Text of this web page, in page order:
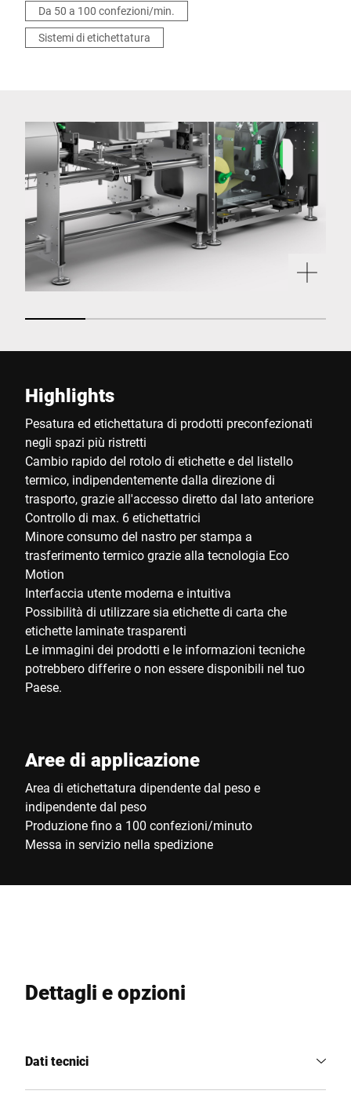
Da 50 a 100 confezioni/min.
Sistemi di etichettatura
Highlights
Pesatura ed etichettatura di prodotti preconfezionati
negli spazi più ristretti
Cambio rapido del rotolo di etichette e del listello
termico, indipendentemente dalla direzione di
trasporto, grazie all'accesso diretto dal lato anteriore
Controllo di max. 6 etichettatrici
Minore consumo del nastro per stampa a
trasferimento termico grazie alla tecnologia Eco
Motion
Interfaccia utente moderna e intuitiva
Possibilità di utilizzare sia etichette di carta che
etichette laminate trasparenti
Le immagini dei prodotti e le informazioni tecniche
potrebbero differire o non essere disponibili nel tuo
Paese.
Aree di applicazione
Area di etichettatura dipendente dal peso e
indipendente dal peso
Produzione fino a 100 confezioni/minuto
Messa in servizio nella spedizione
Dettagli e opzioni
Dati tecnici